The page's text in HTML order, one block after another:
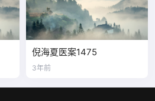
倪海夏医案1475
3年前